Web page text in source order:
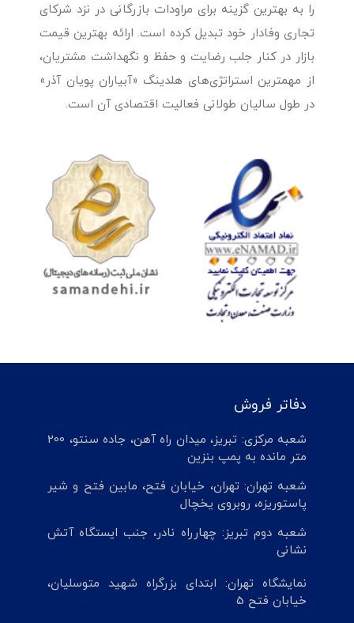
را به بهترین گزینه برای مراودات بازرگانی در نزد شرکای
تجاری وفادار خود تبدیل کرده است. ارائه بهترین قیمت
بازار در کنار جلب رضایت و حفظ و نگهداشت مشتریان،
از مهمترین استراتژی‌های هلدینگ «آبیاران پویان آذر»
در طول سالیان طولانی فعالیت اقتصادی آن است.
دفاتر فروش
شعبه مرکزی: تبریز، میدان راه آهن، جاده سنتو، 200
متر مانده به پمپ بنزین
شعبه تهران: تهران، خیابان فتح، مابین فتح و شیر
پاستوریزه، روبروی یخچال
شعبه دوم تبریز: چهارراه نادر، جنب ایستگاه آتش
نشانی
نمایشگاه تهران: ابتدای بزرگراه شهید متوسلیان،
خیابان فتح 5